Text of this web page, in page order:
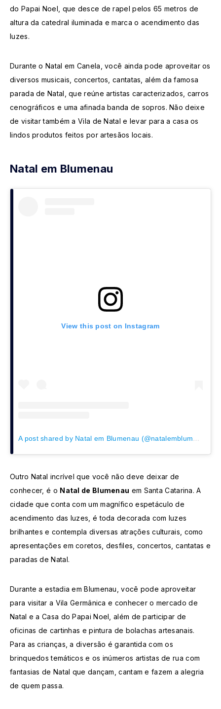
do Papai Noel, que desce de rapel pelos 65 metros de
altura da catedral iluminada e marca o acendimento das
luzes.
Durante o Natal em Canela, você ainda pode aproveitar os
diversos musicais, concertos, cantatas, além da famosa
parada de Natal, que reúne artistas caracterizados, carros
cenográficos e uma afinada banda de sopros. Não deixe
de visitar também a Vila de Natal e levar para a casa os
lindos produtos feitos por artesãos locais.
Natal em Blumenau
View this post on Instagram
A post shared by Natal em Blumenau (@natalemblumenau)
Outro Natal incrível que você não deve deixar de
conhecer, é o Natal de Blumenau em Santa Catarina. A
cidade que conta com um magnífico espetáculo de
acendimento das luzes, é toda decorada com luzes
brilhantes e contempla diversas atrações culturais, como
apresentações em coretos, desfiles, concertos, cantatas e
paradas de Natal.
Durante a estadia em Blumenau, você pode aproveitar
para visitar a Vila Germânica e conhecer o mercado de
Natal e a Casa do Papai Noel, além de participar de
oficinas de cartinhas e pintura de bolachas artesanais.
Para as crianças, a diversão é garantida com os
brinquedos temáticos e os inúmeros artistas de rua com
fantasias de Natal que dançam, cantam e fazem a alegria
de quem passa.